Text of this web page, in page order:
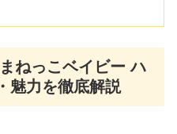
ねっこベイビー ハ
魅力を徹底解説